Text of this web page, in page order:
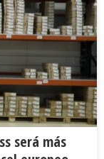
será más